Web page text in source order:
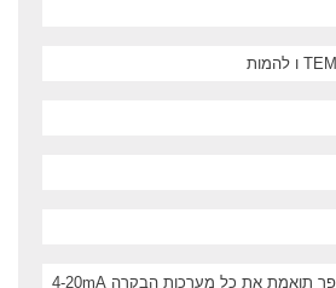
TEM ו להמות
תואמת את כל מערכות הבקרה 4-20mA